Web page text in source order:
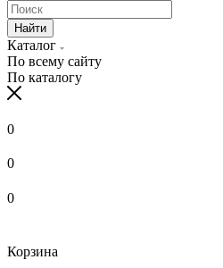
Найти
Каталог
По всему сайту
По каталогу
0
0
0
Корзина